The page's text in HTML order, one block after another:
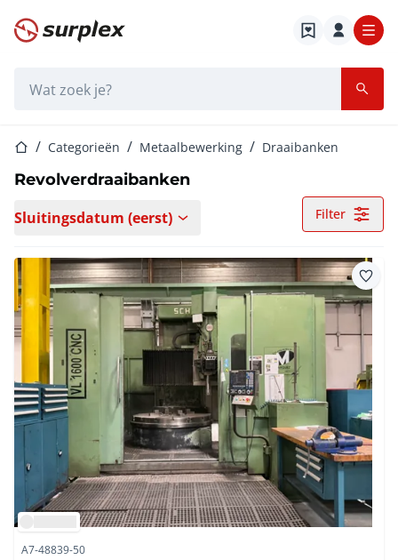
Startpagina
StartpaginaCategorieën Metaalbewerking Draaibanken
Revolverdraaibanken
Sluitingsdatum (eerst) Filter
A7-48839-50